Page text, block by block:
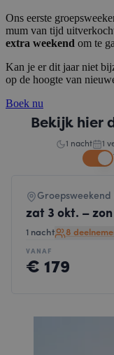
Ons eerste
mum van tijd
extra weekend om te
Kan je er dit jaar niet
op de hoogte van
Boek nu